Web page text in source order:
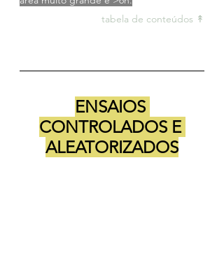
tabela de conteúdos ↟
ENSAIOS
CONTROLADOS E
ALEATORIZADOS